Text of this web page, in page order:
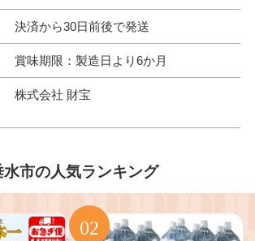
決済から30日前後で発送
賞味期限：製造日より6か月
株式会社 財宝
水市の人気ランキング